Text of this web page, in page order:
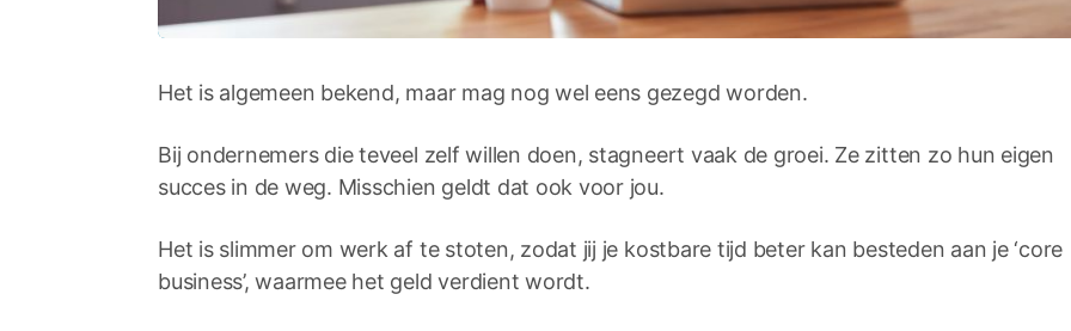
Het is algemeen bekend, maar mag nog wel eens gezegd worden.
Bij ondernemers die teveel zelf willen doen, stagneert vaak de groei. Ze zitten zo hun eigen
succes in de weg. Misschien geldt dat ook voor jou.
Het is slimmer om werk af te stoten, zodat jij je kostbare tijd beter kan besteden aan je ‘core
business’, waarmee het geld verdient wordt.